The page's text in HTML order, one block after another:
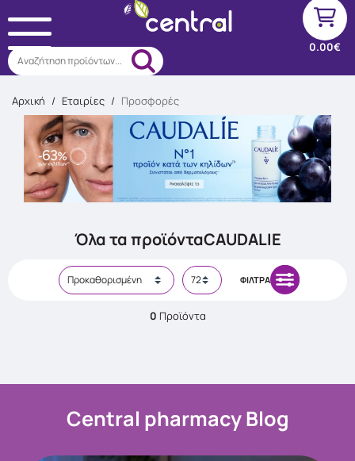
Αναζήτηση προϊόντων...
0.00€
Αρχική / Εταιρίες / Προσφορές
ΦΊΛΤΡΑ
Όλα τα προϊόνταCAUDALIE
0 Προϊόντα
Central pharmacy Blog